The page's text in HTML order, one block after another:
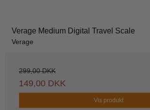
Verage Medium Digital Travel Scale
Verage
299,00 DKK
149,00 DKK
Vis produkt